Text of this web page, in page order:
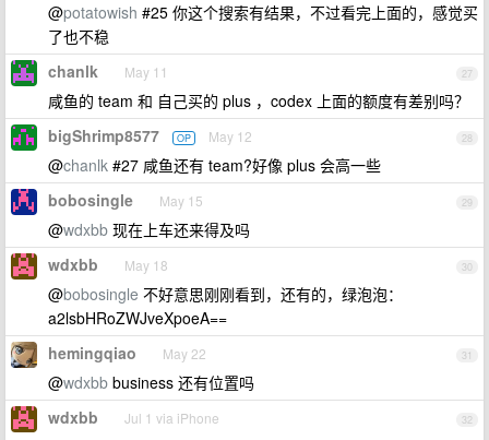
@potatowish #25 你这个搜索有结果，不过看完上面的，感觉买
了也不稳
27
chanlk May 11
咸鱼的 team 和 自己买的 plus ，codex 上面的额度有差别吗？
28
bigShrimp8577 OP May 12
@chanlk #27 咸鱼还有 team?好像 plus 会高一些
29
bobosingle May 15
@wdxbb 现在上车还来得及吗
30
wdxbb May 18
@bobosingle 不好意思刚刚看到，还有的，绿泡泡：
a2lsbHRoZWJveXpoeA==
31
hemingqiao May 22
@wdxbb business 还有位置吗
32
wdxbb Jul 1 via iPhone